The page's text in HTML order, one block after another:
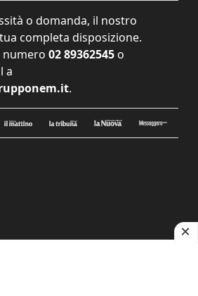
o domanda, il nostro
completa disposizione.
numero 02 89362545 o
a
.